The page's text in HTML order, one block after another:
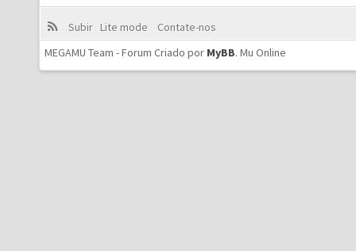
Subir Lite mode
Contate-nos
MEGAMU Team - Forum Criado por MyBB. Mu Online